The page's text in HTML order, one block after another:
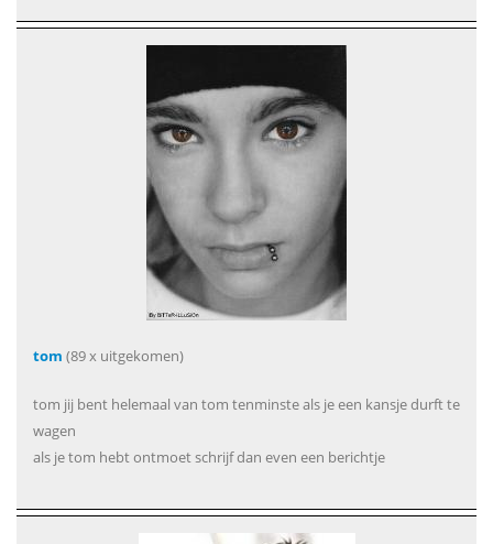
tom (89 x uitgekomen)
tom jij bent helemaal van tom tenminste als je een kansje durft te
wagen
als je tom hebt ontmoet schrijf dan even een berichtje